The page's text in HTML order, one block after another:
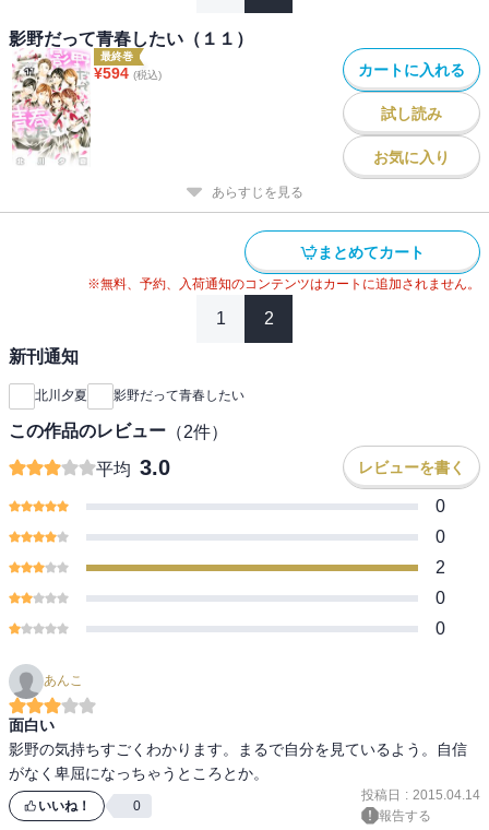
影野だって青春したい（１１）
最終巻
¥594 (税込) カートに入れる
試し読み
お気に入り
あらすじを見る
まとめてカート
※無料、予約、入荷通知のコンテンツはカートに追加されません。
1 2
新刊通知
北川夕夏 影野だって青春したい
この作品のレビュー （2件）
平均 3.0 レビューを書く
0
0
2
0
0
あんこ
面白い
影野の気持ちすごくわかります。まるで自分を見ているよう。自信
がなく卑屈になっちゃうところとか。
いいね！ 0
投稿日 : 2015.04.14
報告する